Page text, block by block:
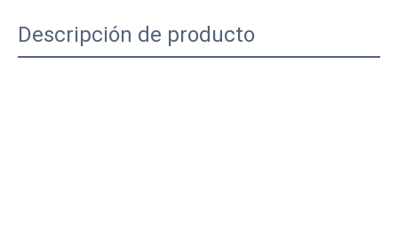
Descripción de producto